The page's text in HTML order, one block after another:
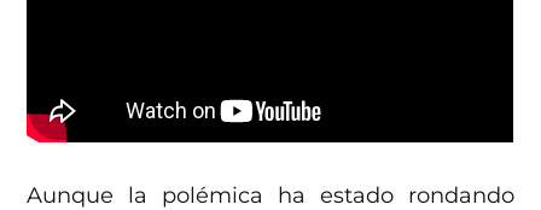
Aunque la polémica ha estado rondando